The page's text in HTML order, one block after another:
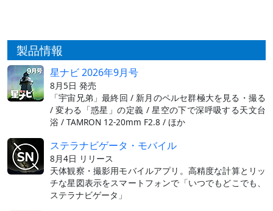
製品情報
星ナビ 2026年9月号
8月5日 発売
「宇宙兄弟」最終回 / 新月のペルセ群極大を見る・撮る
/ 変わる「惑星」の定義 / 星空の下で深呼吸する天文台
浴 / TAMRON 12-20mm F2.8 / ほか
ステラナビゲータ・モバイル
8月4日 リリース
天体観察・撮影用モバイルアプリ。高精度な計算とリッ
チな星図表示をスマートフォンで「いつでもどこでも、
ステラナビゲータ」